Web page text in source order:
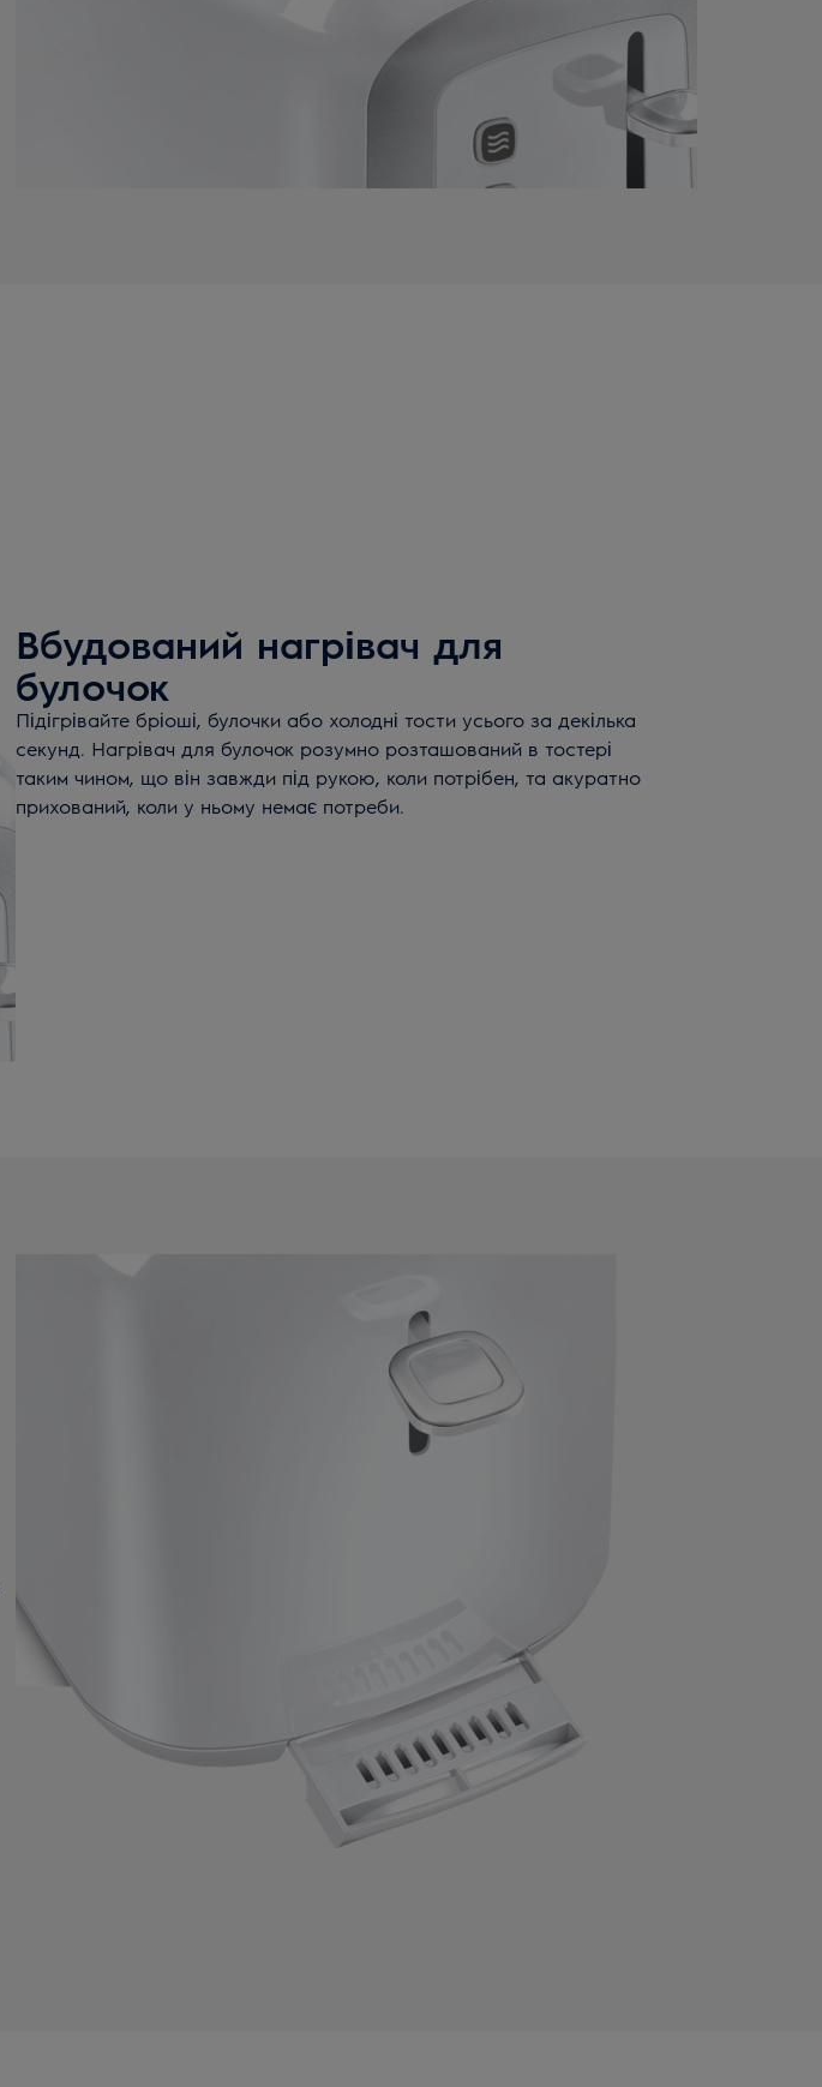
Вбудований нагрівач для
булочок
Підігрівайте бріоші, булочки або холодні тости усього за декілька
секунд. Нагрівач для булочок розумно розташований в тостері
таким чином, що він завжди під рукою, коли потрібен, та акуратно
прихований, коли у ньому немає потреби.